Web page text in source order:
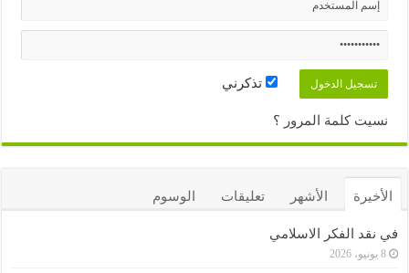
تذكرني
نسيت كلمة المرور ؟
الأخيرة الأشهر تعليقات الوسوم
في نقد الفكر الاسلامي
8 يونيو، 2026